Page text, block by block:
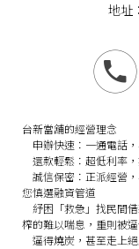
地址
台新當舖的經營理念
申辦快速： 一通電話
還款輕鬆： 超低利率
誠信保密： 正派經營
您慎選融資管道
紓困「救急」找民間
榨的難以喘息，重則被逼
逼得燒炭，甚至走上